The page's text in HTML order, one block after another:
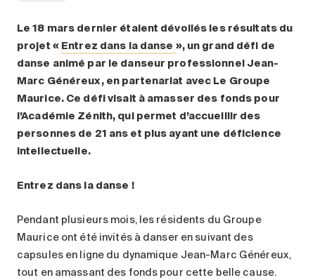
Emplois
À propos
Nouvelles
FAQ
Rechercher&nbsp;:
Le 18 mars dernier étaient dévoilés les résultats du
projet « Entrez dans la danse », un grand défi de
danse animé par le danseur professionnel Jean-
Marc Généreux, en partenariat avec Le Groupe
Maurice. Ce défi visait à amasser des fonds pour
l’Académie Zénith, qui permet d’accueillir des
personnes de 21 ans et plus ayant une déficience
intellectuelle.
Entrez dans la danse !
Pendant plusieurs mois, les résidents du Groupe
Maurice ont été invités à danser en suivant des
capsules en ligne du dynamique Jean-Marc Généreux,
tout en amassant des fonds pour cette belle cause.